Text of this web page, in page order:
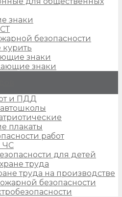
знаки
безопасности
знаки
знаки
и ПДД
плакаты
работ
ЧС
для детей
труда
труда на производстве
безопасности